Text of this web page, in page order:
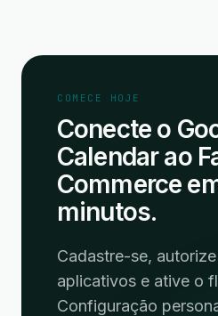
COMECE HOJE
Conecte o
Calendar ao
Commerce
minutos.
Cadastre-se,
aplicativos e ative o
Configuração